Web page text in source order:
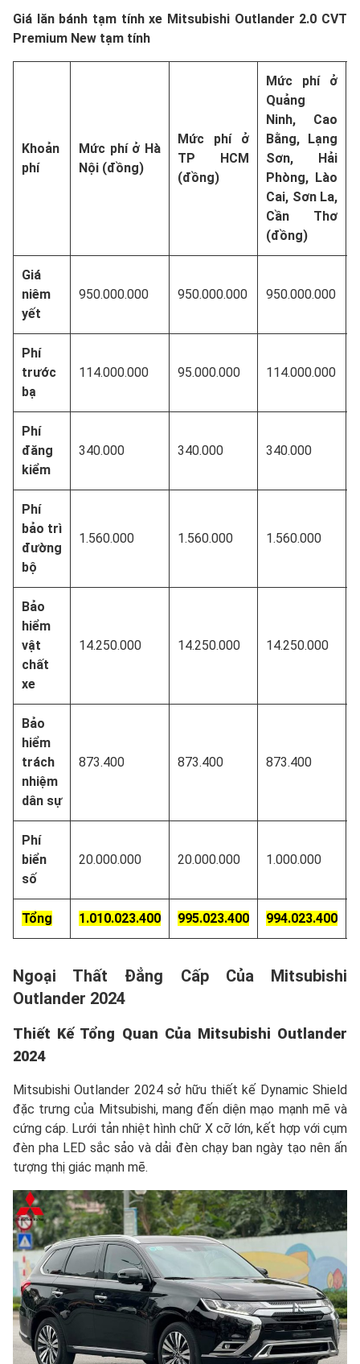
Giá lăn bánh tạm tính xe Mitsubishi Outlander 2.0 CVT
Premium New tạm tính
Khoản
phí
Mức phí ở Hà
Nội (đồng)
Mức phí ở
TP HCM
(đồng)
Mức phí ở
Quảng
Ninh, Cao
Bằng, Lạng
Sơn, Hải
Phòng, Lào
Cai, Sơn La,
Cần Thơ
(đồng)
Giá
niêm
yết
950.000.000 950.000.000 950.000.000
Phí
trước
bạ
114.000.000 95.000.000 114.000.000
Phí
đăng
kiểm
340.000 340.000 340.000
Phí
bảo trì
đường
bộ
1.560.000 1.560.000 1.560.000
Bảo
hiểm
vật
chất
xe
14.250.000 14.250.000 14.250.000
Bảo
hiểm
trách
nhiệm
dân sự
873.400 873.400 873.400
Phí
biển
số
20.000.000 20.000.000 1.000.000
Tổng 1.010.023.400 995.023.400 994.023.400
Ngoại Thất Đẳng Cấp Của Mitsubishi
Outlander 2024
Thiết Kế Tổng Quan Của Mitsubishi Outlander
2024
Mitsubishi Outlander 2024 sở hữu thiết kế Dynamic Shield
đặc trưng của Mitsubishi, mang đến diện mạo mạnh mẽ và
cứng cáp. Lưới tản nhiệt hình chữ X cỡ lớn, kết hợp với cụm
đèn pha LED sắc sảo và dải đèn chạy ban ngày tạo nên ấn
tượng thị giác mạnh mẽ.